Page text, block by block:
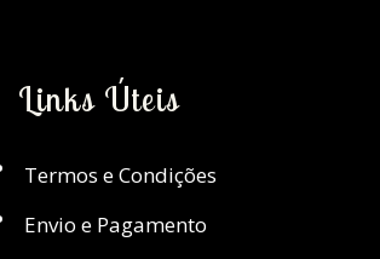
Links Úteis
Termos e Condições
Envio e Pagamento